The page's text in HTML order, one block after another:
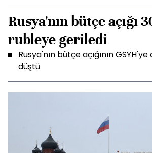
Rusya'nın bütçe açığı
rubleye geriledi
Rusya'nın bütçe açığının
düştü